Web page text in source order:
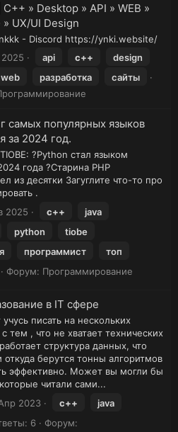
» Desktop » API » WEB »
UX/UI Design
- Discord https://ynki.website/
api c++
design
web разработка
сайты
самых популярных языков
за 2024 год.
?Python стал языком
года ?Старина PHP
из десятки Загуглите что-то про
.
2025 c++
java
python
tiobe
программист
топ
Форум: Программирование
в IT сфере
писать на нескольких
тем , что не хватает технических
структура данных, что
откуда берутся тонны алгоритмов
эффективно. Может вы могли бы
читали сами...
2023 c++
java
6
Форум: